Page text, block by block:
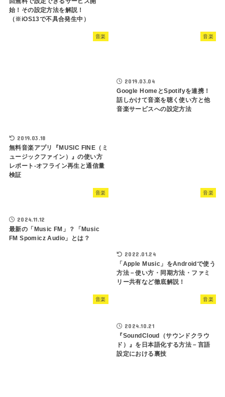
始！その設定方法を解説！
（※iOS13で不具合発生中）
音楽
2019.03.18
無料音楽アプリ『MUSIC FINE（ミ
ュージックファイン）』の使い方
レポート-オフライン再生と通信量
検証
音楽
2019.03.04
Google HomeとSpotifyを連携！
話しかけて音楽を聴く使い方と他
音楽サービスへの設定方法
音楽
2024.11.12
最新の「Music FM」？「Music
FM Spomicz Audio」とは？
音楽
2022.01.24
「Apple Music」をAndroidで使う
方法－使い方・同期方法・ファミ
リー共有など徹底解説！
音楽 音楽
2024.10.21
『SoundCloud（サウンドクラウ
ド）』を日本語化する方法－言語
設定における裏技